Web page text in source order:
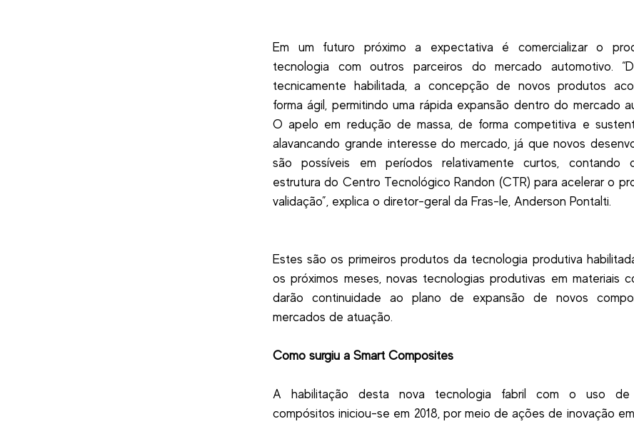
Em um futuro próximo a expectativa é comercializar o
tecnologia com outros parceiros do mercado automotivo.
tecnicamente habilitada, a concepção de novos produtos
forma ágil, permitindo uma rápida expansão dentro do mercado
O apelo em redução de massa, de forma competitiva e
alavancando grande interesse do mercado, já que novos
são possíveis em períodos relativamente curtos, contando
estrutura do Centro Tecnológico Randon (CTR) para acelerar o
validação”, explica o diretor-geral da Fras-le, Anderson Pontalti.
Estes são os primeiros produtos da tecnologia produtiva
os próximos meses, novas tecnologias produtivas em materiais
darão continuidade ao plano de expansão de novos
mercados de atuação.
Como surgiu a Smart Composites
A habilitação desta nova tecnologia fabril com o uso de
compósitos iniciou-se em 2018, por meio de ações de inovação